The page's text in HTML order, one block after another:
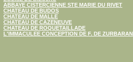
ABBAYE CISTERCIENNE STE MARIE DU RIVET
CHATEAU DE BUDOS
CHATEAU DE MALLE
CHATEAU DE CAZENEUVE
CHATEAU DE ROQUETAILLADE
L'IMMACULEE CONCEPTION DE F. DE ZURBARAN